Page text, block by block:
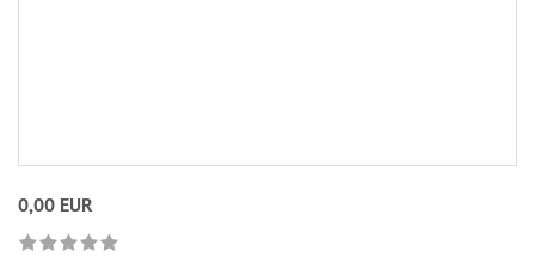
0,00 EUR